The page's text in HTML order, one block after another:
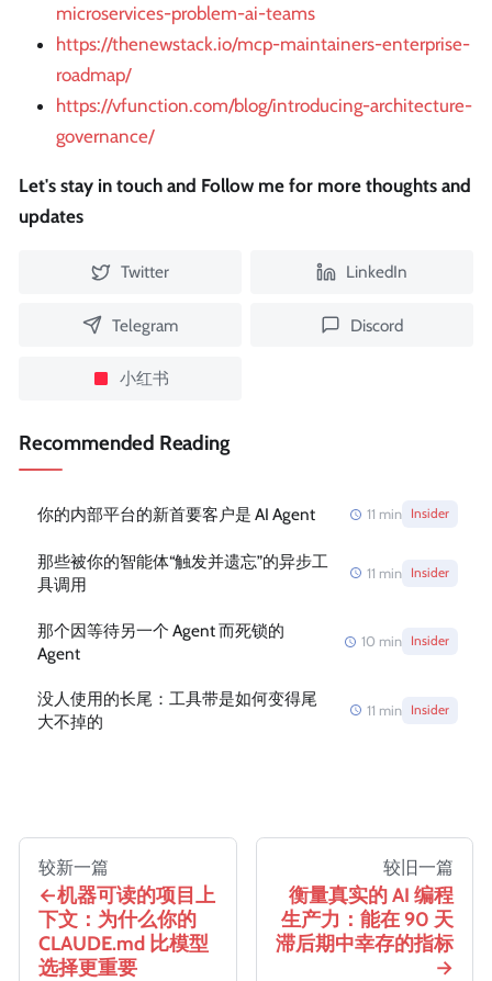
microservices-problem-ai-teams
https://thenewstack.io/mcp-maintainers-enterprise-
roadmap/
https://vfunction.com/blog/introducing-architecture-
governance/
Let's stay in touch and Follow me for more thoughts and
updates
Twitter LinkedIn
Telegram Discord
小红书
Recommended Reading
你的内部平台的新首要客户是 AI Agent 11 min Insider
那些被你的智能体“触发并遗忘”的异步工
具调用
11 min Insider
那个因等待另一个 Agent 而死锁的
Agent
10 min Insider
没人使用的长尾：工具带是如何变得尾
大不掉的
11 min Insider
较新一篇
机器可读的项目上
下文：为什么你的
CLAUDE.md 比模型
选择更重要
较旧一篇
衡量真实的 AI 编程
生产力：能在 90 天
滞后期中幸存的指标